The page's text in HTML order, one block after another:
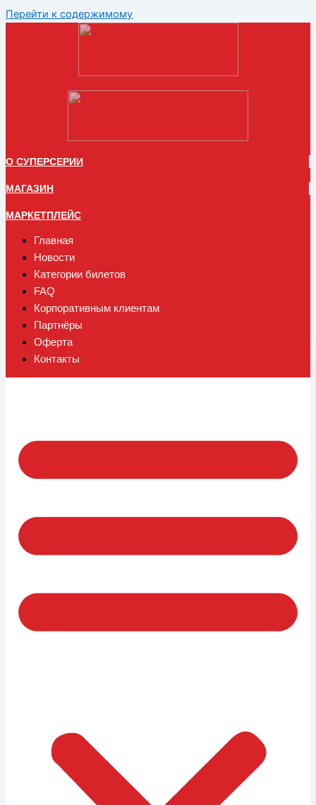
Перейти к содержимому
О СУПЕРСЕРИИ
МАГАЗИН
МАРКЕТПЛЕЙС
Главная
Новости
Категории билетов
FAQ
Корпоративным клиентам
Партнёры
Оферта
Контакты